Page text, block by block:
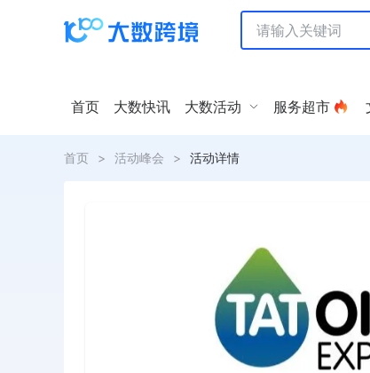
首页 大数快讯 大数活动 服务超市
首页 > 活动峰会 > 活动详情